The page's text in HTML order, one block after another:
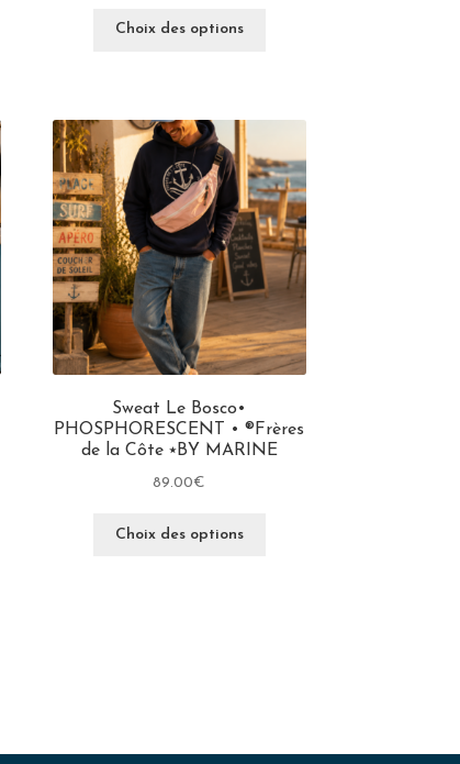
Choix des options
Sweat Le Bosco•
PHOSPHORESCENT • ®Frères
de la Côte ⭑BY MARINE
89.00€
Choix des options